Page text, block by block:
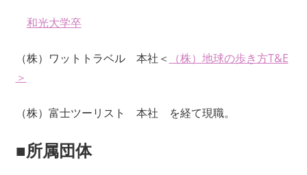
和光大学卒
（株）ワットトラベル 本社＜
（株）地球の歩き方T&E
＞
（株）富士ツーリスト 本社 を経て現職。
■所属団体